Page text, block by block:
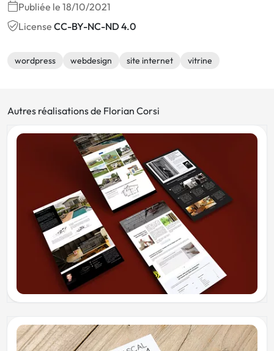
Publiée le 18/10/2021
License CC-BY-NC-ND 4.0
wordpress webdesign site internet vitrine
Autres réalisations de Florian Corsi